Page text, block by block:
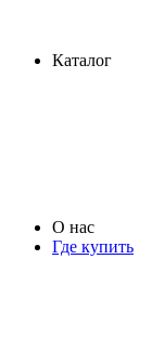
Каталог
О нас
Где купить